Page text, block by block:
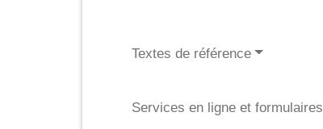
Textes de référence
Services en ligne et formulaires